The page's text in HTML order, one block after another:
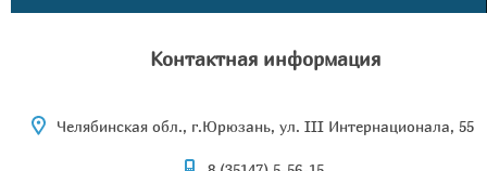
Контактная информация
Челябинская обл., г.Юрюзань, ул. III Интернационала, 55